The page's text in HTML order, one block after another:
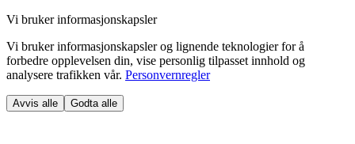
Vi bruker informasjonskapsler
Vi bruker informasjonskapsler og lignende teknologier for å
forbedre opplevelsen din, vise personlig tilpasset innhold og
analysere trafikken vår. Personvernregler
Avvis alle Godta alle